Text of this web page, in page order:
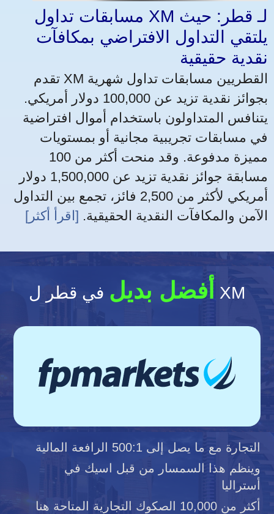
مسابقات تداول XM لـ قطر: حيث
يلتقي التداول الافتراضي بمكافآت
نقدية حقيقية
تقدم XM القطريين مسابقات تداول شهرية
بجوائز نقدية تزيد عن 100,000 دولار أمريكي.
يتنافس المتداولون باستخدام أموال افتراضية
في مسابقات تجريبية مجانية أو بمستويات
مميزة مدفوعة. وقد منحت أكثر من 100
مسابقة جوائز نقدية تزيد عن 1,500,000 دولار
أمريكي لأكثر من 2,500 فائز، تجمع بين التداول
الآمن والمكافآت النقدية الحقيقية. [اقرأ أكثر]
أفضل بديل في قطر ل XM
التجارة مع ما يصل إلى 500:1 الرافعة المالية
وينظم هذا السمسار من قبل اسيك في
أستراليا
أكثر من 10,000 الصكوك التجارية المتاحة هنا